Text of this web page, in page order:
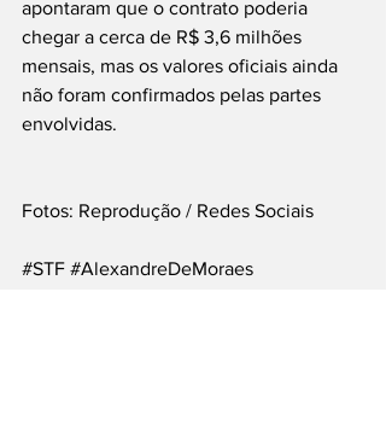
apontaram que o contrato poderia
chegar a cerca de R$ 3,6 milhões
mensais, mas os valores oficiais ainda
não foram confirmados pelas partes
envolvidas.
Fotos: Reprodução / Redes Sociais
#STF #AlexandreDeMoraes